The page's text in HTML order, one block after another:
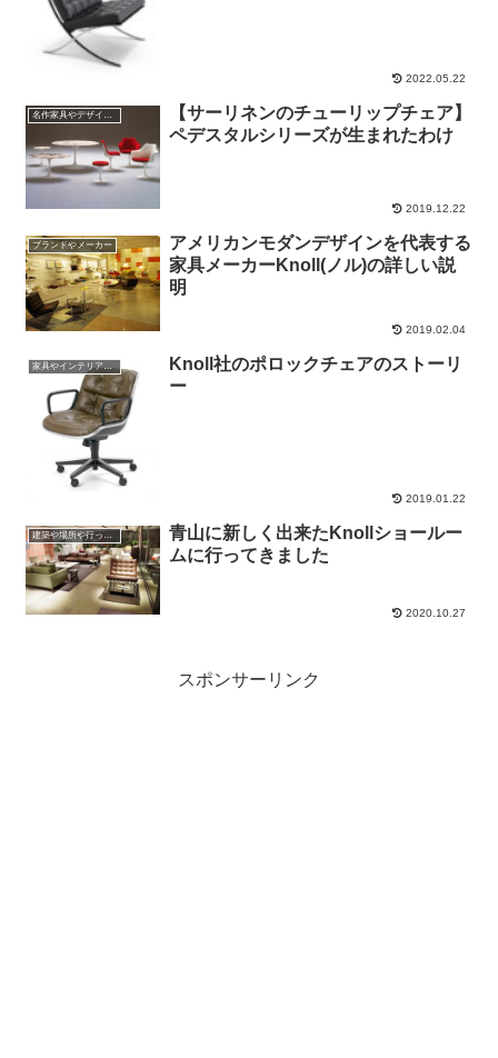
2022.05.22
名作家具やデザインの話
【サーリネンのチューリップチェア】
ペデスタルシリーズが生まれたわけ
2019.12.22
ブランドやメーカー
アメリカンモダンデザインを代表する
家具メーカーKnoll(ノル)の詳しい説
明
2019.02.04
家具やインテリアやプロダクトの話
Knoll社のポロックチェアのストーリ
ー
2019.01.22
建築や場所や行ったところ
青山に新しく出来たKnollショールー
ムに行ってきました
2020.10.27
スポンサーリンク